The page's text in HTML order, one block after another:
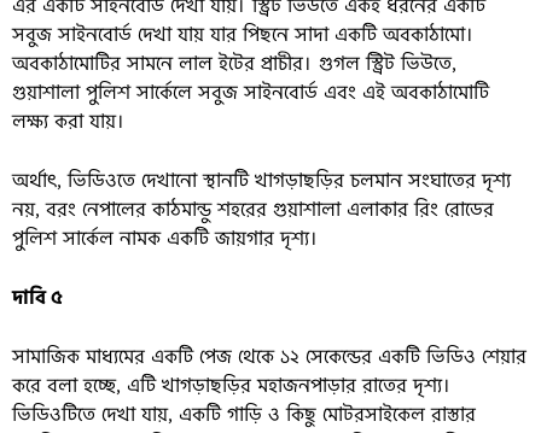
এর একটি সাইনবোর্ড দেখা যায়। স্ট্রিট ভিউতে একই ধরনের একটি
সবুজ সাইনবোর্ড দেখা যায় যার পিছনে সাদা একটি অবকাঠামো।
অবকাঠামোটির সামনে লাল ইটের প্রাচীর। গুগল স্ট্রিট ভিউতে,
গুয়াশালা পুলিশ সার্কেলে সবুজ সাইনবোর্ড এবং এই অবকাঠামোটি
লক্ষ্য করা যায়।
অর্থাৎ, ভিডিওতে দেখানো স্থানটি খাগড়াছড়ির চলমান সংঘাতের দৃশ্য
নয়, বরং নেপালের কাঠমান্ডু শহরের গুয়াশালা এলাকার রিং রোডের
পুলিশ সার্কেল নামক একটি জায়গার দৃশ্য।
দাবি ৫
সামাজিক মাধ্যমের একটি পেজ থেকে ১২ সেকেন্ডের একটি ভিডিও শেয়ার
করে বলা হচ্ছে, এটি খাগড়াছড়ির মহাজনপাড়ার রাতের দৃশ্য।
ভিডিওটিতে দেখা যায়, একটি গাড়ি ও কিছু মোটরসাইকেল রাস্তার